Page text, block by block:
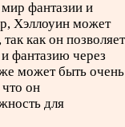
фантазии и
Хэллоуин может
как он позволяет
фантазию через
может быть очень
он
для